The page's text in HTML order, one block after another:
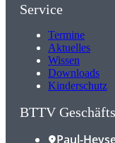
Service
Termine
Aktuelles
Wissen
Downloads
Kinderschutz
BTTV
Paul-